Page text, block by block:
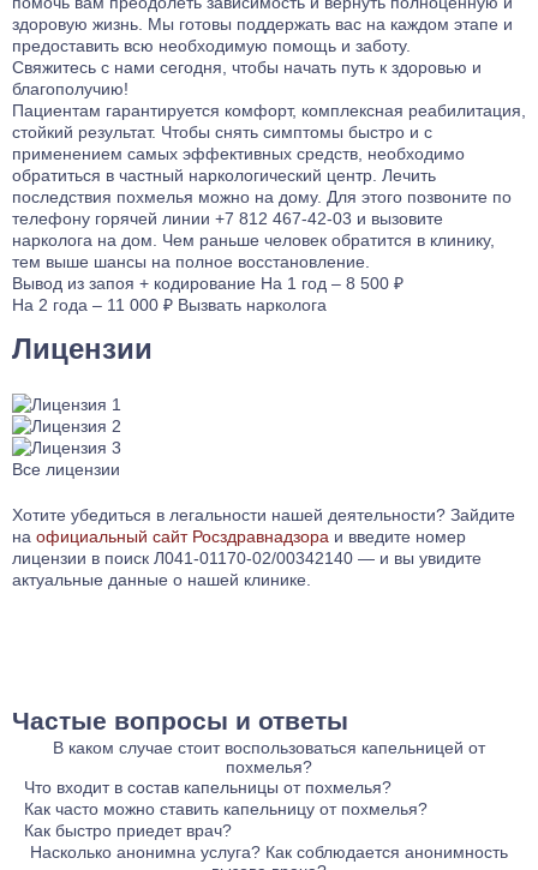
здоровую жизнь. Мы готовы поддержать вас на каждом этапе и
предоставить всю необходимую помощь и заботу.
Свяжитесь с нами сегодня, чтобы начать путь к здоровью и
благополучию!
Пациентам гарантируется комфорт, комплексная реабилитация,
стойкий результат. Чтобы снять симптомы быстро и с
применением самых эффективных средств, необходимо
обратиться в частный наркологический центр. Лечить
последствия похмелья можно на дому. Для этого позвоните по
телефону горячей линии +7 812 467-42-03 и вызовите
нарколога на дом . Чем раньше человек обратится в клинику,
тем выше шансы на полное восстановление.
Вывод из запоя + кодирование На 1 год – 8 500 ₽
На 2 года – 11 000 ₽ Вызвать нарколога
Лицензии
Все лицензии
Хотите убедиться в легальности нашей деятельности? Зайдите
на официальный сайт Росздравнадзора и введите номер
лицензии в поиск Л041-01170-02/00342140 — и вы увидите
актуальные данные о нашей клинике.
Частые вопросы и ответы
В каком случае стоит воспользоваться капельницей от
похмелья?
Капельница от похмелья рекомендуется в случаях, когда
симптомы являются особенно тяжелыми и требуют быстрого
облегчения. Если организм хорошо реагирует на
инфузионную терапию, то частота использования капельниц
Что входит в состав капельницы от похмелья?
Основная часть содержимого стандартной капельницы
включает воду для инъекций с растворенными солями и
глюкозой. Этот раствор необходим для устранения
Как часто можно ставить капельницу от похмелья?
Если организм пациента хорошо реагирует на инфузионную
терапию, то ограничений на частоту постановки капельниц
Как быстро приедет врач?
Наркологическая помощь может быть как запланированной,
Насколько анонимна услуга? Как соблюдается анонимность